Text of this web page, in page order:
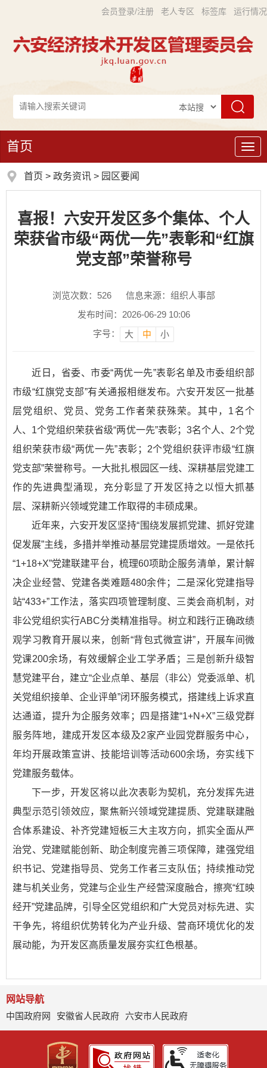
会员登录/注册 老人专区 标签库 运行情况
导
航
首页
首页 > 政务资讯 > 园区要闻
喜报！六安开发区多个集体、个人
荣获省市级“两优一先”表彰和“红旗
党支部”荣誉称号
浏览次数： 526
信息来源：组织人事部
发布时间：2026-06-29 10:06
字号：
大 中 小
近日，省委、市委“两优一先”表彰名单及市委组织部
市级“红旗党支部”有关通报相继发布。六安开发区一批基
层党组织、党员、党务工作者荣获殊荣。其中，1名个
人、1个党组织荣获省级“两优一先”表彰；3名个人、2个党
组织荣获市级“两优一先”表彰；2个党组织获评市级“红旗
党支部”荣誉称号。一大批扎根园区一线、深耕基层党建工
作的先进典型涌现，充分彰显了开发区持之以恒大抓基
层、深耕新兴领域党建工作取得的丰硕成果。
近年来，六安开发区坚持“围绕发展抓党建、抓好党建
促发展”主线，多措并举推动基层党建提质增效。一是依托
“1+18+X”党建联建平台，梳理60项助企服务清单，累计解
决企业经营、党建各类难题480余件；二是深化党建指导
站“433+”工作法，落实四项管理制度、三类会商机制，对
非公党组织实行ABC分类精准指导。树立和践行正确政绩
观学习教育开展以来，创新“背包式微宣讲”，开展车间微
党课200余场，有效缓解企业工学矛盾；三是创新升级智
慧党建平台，建立“企业点单、基层（非公）党委派单、机
关党组织接单、企业评单”闭环服务模式，搭建线上诉求直
达通道，提升为企服务效率；四是搭建“1+N+X”三级党群
服务阵地，建成开发区本级及2家产业园党群服务中心，
年均开展政策宣讲、技能培训等活动600余场，夯实线下
党建服务载体。
下一步，开发区将以此次表彰为契机，充分发挥先进
典型示范引领效应，聚焦新兴领域党建提质、党建联建融
合体系建设、补齐党建短板三大主攻方向，抓实全面从严
治党、党建赋能创新、助企制度完善三项保障，建强党组
织书记、党建指导员、党务工作者三支队伍；持续推动党
建与机关业务，党建与企业生产经营深度融合，擦亮“红映
经开”党建品牌，引导全区党组织和广大党员对标先进、实
干争先，将组织优势转化为产业升级、营商环境优化的发
展动能，为开发区高质量发展夯实红色根基。
网站导航
中国政府网
安徽省人民政府 六安市人民政府